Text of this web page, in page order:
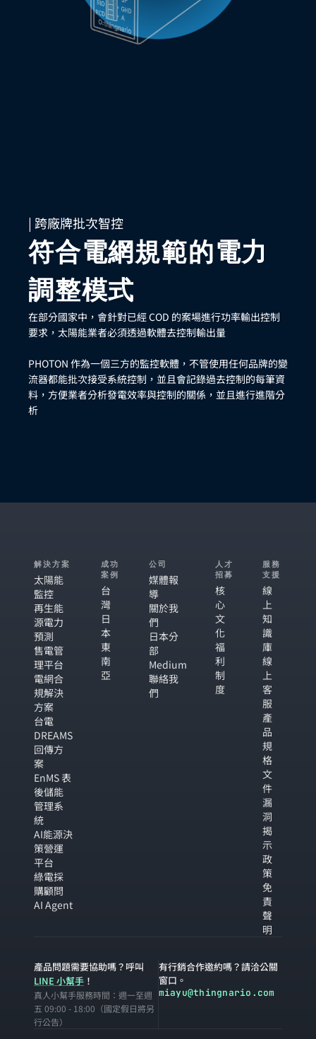
| 跨廠牌批次智控
符合電網規範的電力
調整模式
在部分國家中，會針對已經 COD 的案場進行功率輸出控制
要求，太陽能業者必須透過軟體去控制輸出量
PHOTON 作為一個三方的監控軟體，不管使用任何品牌的變
流器都能批次接受系統控制，並且會記錄過去控制的每筆資
料，方便業者分析發電效率與控制的關係，並且進行進階分
析
解決方案
太陽能
監控
再生能
源電力
預測
售電管
理平台
電網合
規解決
方案
台電
DREAMS
回傳方
案
EnMS 表
後儲能
管理系
統
AI能源決
策營運
平台
綠電採
購顧問
AI Agent
成功
案例
台
灣
日
本
東
南
亞
公司
媒體報
導
關於我
們
日本分
部
Medium
聯絡我
們
人才
招募
核
心
文
化
福
利
制
度
服務
支援
線
上
知
識
庫
線
上
客
服
產
品
規
格
文
件
漏
洞
揭
示
政
策
免
責
聲
明
產品問題需要協助嗎？呼叫
LINE 小幫手 ！
真人小幫手服務時間：週一至週
五 09:00 - 18:00（國定假日將另
行公告）
有行銷合作邀約嗎？請洽公關
窗口。
miayu@thingnario.com